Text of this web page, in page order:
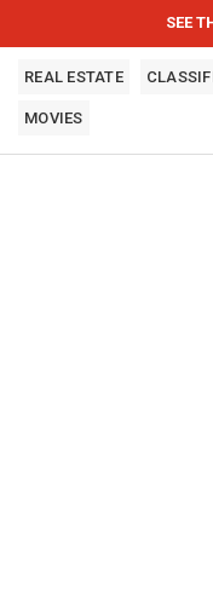
SEE
REAL ESTATE
MOVIES